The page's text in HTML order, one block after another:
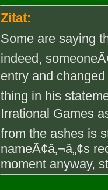
Zitat:
Some are saying
indeed,
entry and changed
thing in his
Irrational Games
from the ashes is
nameÃ¢â‚¬â„¢s
moment anyway,